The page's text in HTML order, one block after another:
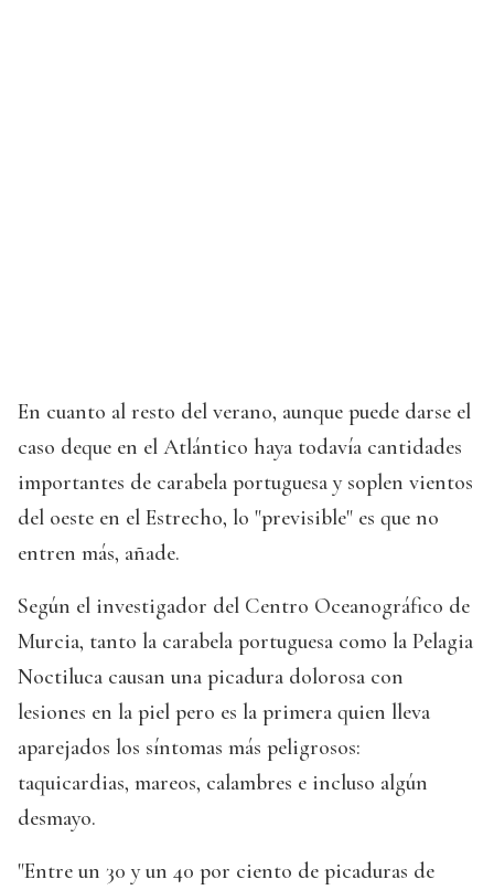
En cuanto al resto del verano, aunque puede darse el
caso deque en el Atlántico haya todavía cantidades
importantes de carabela portuguesa y soplen vientos
del oeste en el Estrecho, lo "previsible" es que no
entren más, añade.
Según el investigador del Centro Oceanográfico de
Murcia, tanto la carabela portuguesa como la Pelagia
Noctiluca causan una picadura dolorosa con
lesiones en la piel pero es la primera quien lleva
aparejados los síntomas más peligrosos:
taquicardias, mareos, calambres e incluso algún
desmayo.
"Entre un 30 y un 40 por ciento de picaduras de